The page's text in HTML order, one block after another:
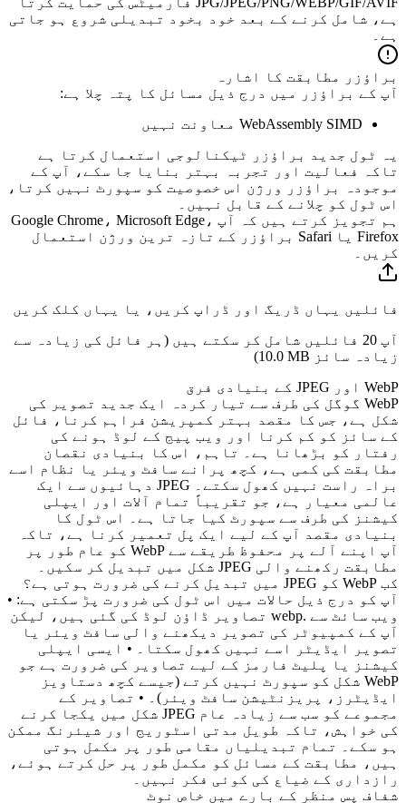
ہے، شامل کرنے کے بعد خود بخود تبدیلی شروع ہو جاتی
ہے۔
براؤزر مطابقت کا اشارہ
آپ کے براؤزر میں درج ذیل مسائل کا پتہ چلا ہے:
WebAssembly SIMD معاونت نہیں
یہ ٹول جدید براؤزر ٹیکنالوجی استعمال کرتا ہے
تاکہ فعالیت اور تجربہ بہتر بنایا جا سکے، آپ کے
موجودہ براؤزر ورژن اس خصوصیت کو سپورٹ نہیں کرتا،
اس ٹول کو چلانے کے قابل نہیں۔
ہم تجویز کرتے ہیں کہ آپ Google Chrome، Microsoft Edge،
Firefox یا Safari براؤزر کے تازہ ترین ورژن استعمال
کریں۔
فائلیں یہاں ڈریگ اور ڈراپ کریں، یا یہاں کلک کریں
آپ 20 فائلیں شامل کر سکتے ہیں (ہر فائل کی زیادہ سے
زیادہ سائز 10.0 MB
)
WebP اور JPEG کے بنیادی فرق
WebP گوگل کی طرف سے تیار کردہ ایک جدید تصویر کی
شکل ہے، جس کا مقصد بہتر کمپریشن فراہم کرنا، فائل
کے سائز کو کم کرنا اور ویب پیج کے لوڈ ہونے کی
رفتار کو بڑھانا ہے۔ تاہم، اس کا بنیادی نقصان
مطابقت کی کمی ہے، کچھ پرانے سافٹ ویئر یا نظام اسے
براہ راست نہیں کھول سکتے۔ JPEG دہائیوں سے ایک
عالمی معیار ہے، جو تقریباً تمام آلات اور ایپلی
کیشنز کی طرف سے سپورٹ کیا جاتا ہے۔ اس ٹول کا
بنیادی مقصد آپ کے لیے ایک پل تعمیر کرنا ہے، تاکہ
آپ اپنے آلے پر محفوظ طریقے سے WebP کو عام طور پر
مطابقت رکھنے والی JPEG شکل میں تبدیل کر سکیں۔
کب WebP کو JPEG میں تبدیل کرنے کی ضرورت ہوتی ہے؟
آپ کو درج ذیل حالات میں اس ٹول کی ضرورت پڑ سکتی ہے: •
ویب سائٹ سے .webp تصاویر ڈاؤن لوڈ کی گئی ہیں، لیکن
آپ کے کمپیوٹر کی تصویر دیکھنے والی سافٹ ویئر یا
تصویر ایڈیٹر اسے نہیں کھول سکتا۔ • ایسی ایپلی
کیشنز یا پلیٹ فارمز کے لیے تصاویر کی ضرورت ہے جو
WebP شکل کو سپورٹ نہیں کرتے (جیسے کچھ دستاویز
ایڈیٹرز، پریزنٹیشن سافٹ ویئر)۔ • تصاویر کے
مجموعے کو سب سے زیادہ عام JPEG شکل میں یکجا کرنے
کی خواہش، تاکہ طویل مدتی اسٹوریج اور شیئرنگ ممکن
ہو سکے۔ تمام تبدیلیاں مقامی طور پر مکمل ہوتی
ہیں، مطابقت کے مسائل کو مکمل طور پر حل کرتے ہوئے،
رازداری کے ضیاع کی کوئی فکر نہیں۔
شفاف پس منظر کے بارے میں خاص نوٹ